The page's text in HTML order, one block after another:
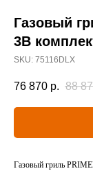
Газовый
3B
SKU: 75116DLX
76 870 р. 88
Газовый гриль